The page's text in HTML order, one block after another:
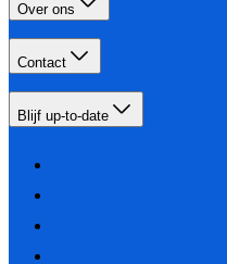
Over ons
Contact
Blijf up-to-date